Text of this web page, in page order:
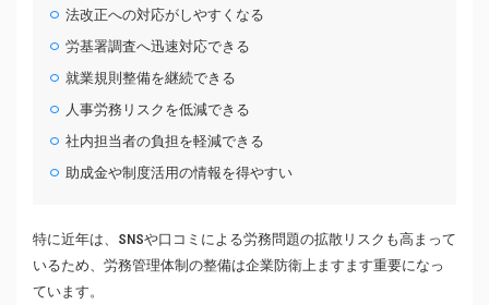
法改正への対応がしやすくなる
労基署調査へ迅速対応できる
就業規則整備を継続できる
人事労務リスクを低減できる
社内担当者の負担を軽減できる
助成金や制度活用の情報を得やすい
特に近年は、SNSや口コミによる労務問題の拡散リスクも高まって
いるため、労務管理体制の整備は企業防衛上ますます重要になっ
ています。